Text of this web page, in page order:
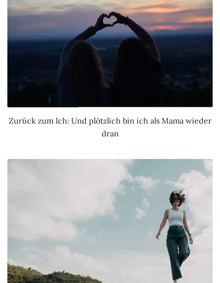
Zurück zum Ich: Und plötzlich bin ich als Mama wieder
dran